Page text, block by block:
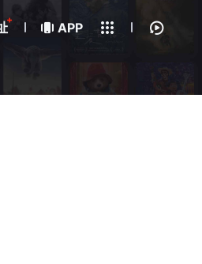
+
APP
载客户端
影记录